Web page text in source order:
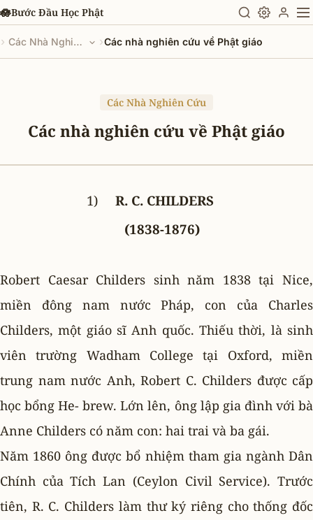
Chuyển đến nội dung chính
🪷Bước Đầu Học Phật
› Các Nhà Nghiên Cứu ›Các nhà nghiên cứu về Phật giáo
Các Nhà Nghiên Cứu
Các nhà nghiên cứu về Phật giáo
1)
R. C. CHILDERS
(1838-1876)
Robert Caesar Childers sinh năm 1838 tại Nice,
miền đông nam nước Pháp, con của Charles
Childers, một giáo sĩ Anh quốc. Thiếu thời, là sinh
viên trường Wadham College tại Oxford, miền
trung nam nước Anh, Robert C. Childers được cấp
học bổng He- brew. Lớn lên, ông lập gia đình với bà
Anne Childers có năm con: hai trai và ba gái.
Năm 1860 ông được bổ nhiệm tham gia ngành Dân
Chính của Tích Lan (Ceylon Civil Service). Trước
tiên, R. C. Childers làm thư ký riêng cho thống đốc